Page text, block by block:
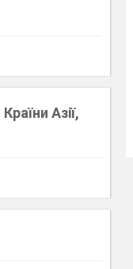
Азії,